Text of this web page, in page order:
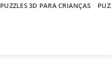
PUZZLES 3D PARA CRIANÇAS